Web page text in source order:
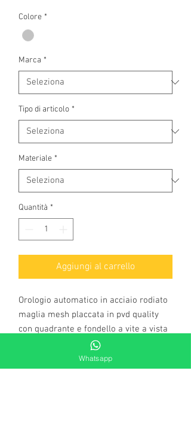
Colore *
Marca *
Tipo di articolo *
Materiale *
Quantità *
Aggiungi al carrello
Orologio automatico in acciaio rodiato
maglia mesh placcata in pvd quality
con quadrante e fondello a vite a vista
.Fondello: a vite a vista.
Corona: serrata a vite
Whatsapp